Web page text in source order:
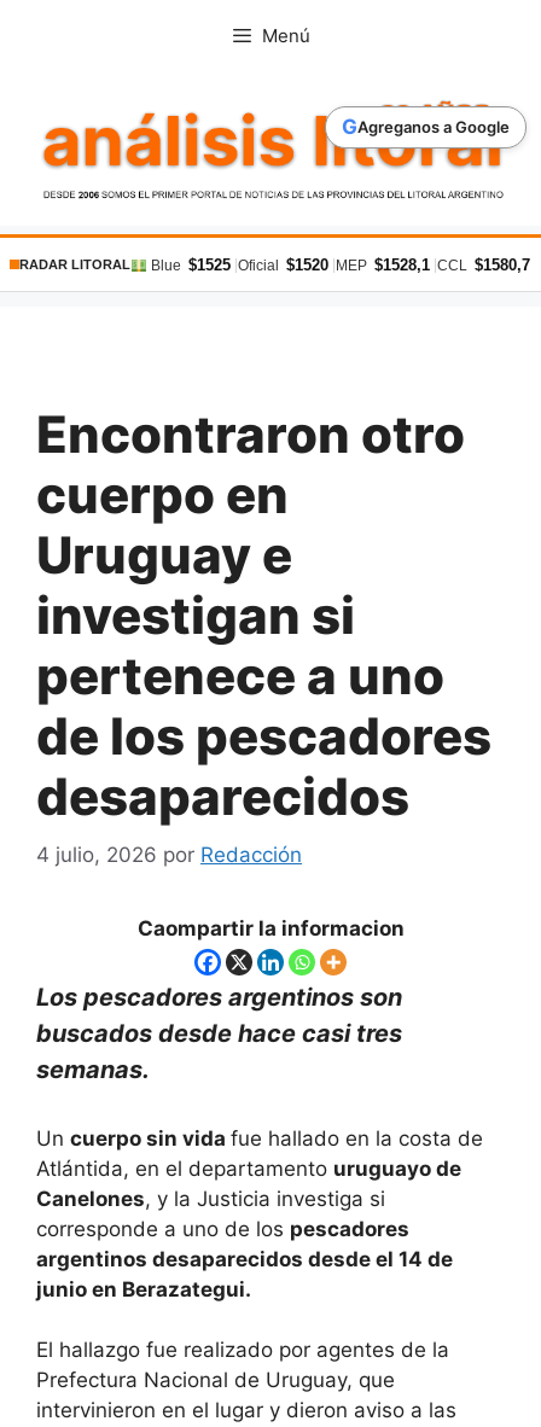
GAgreganos a Google
Menú
RADAR LITORAL Blue $1525 Oficial $1520 MEP $1528,1 CCL $1580,7
Encontraron otro
cuerpo en
Uruguay e
investigan si
pertenece a uno
de los pescadores
desaparecidos
4 julio, 2026 por Redacción
Caompartir la informacion
Los pescadores argentinos son
buscados desde hace casi tres
semanas.
Un cuerpo sin vida fue hallado en la costa de
Atlántida, en el departamento uruguayo de
Canelones, y la Justicia investiga si
corresponde a uno de los pescadores
argentinos desaparecidos desde el 14 de
junio en Berazategui.
El hallazgo fue realizado por agentes de la
Prefectura Nacional de Uruguay, que
intervinieron en el lugar y dieron aviso a las